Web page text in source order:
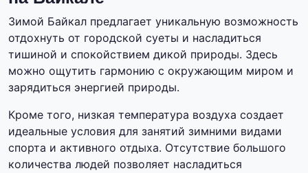
Зимой Байкал предлагает уникальную возможность
отдохнуть от городской суеты и насладиться
тишиной и спокойствием дикой природы. Здесь
можно ощутить гармонию с окружающим миром и
зарядиться энергией природы.
Кроме того, низкая температура воздуха создает
идеальные условия для занятий зимними видами
спорта и активного отдыха. Отсутствие большого
количества людей позволяет насладиться